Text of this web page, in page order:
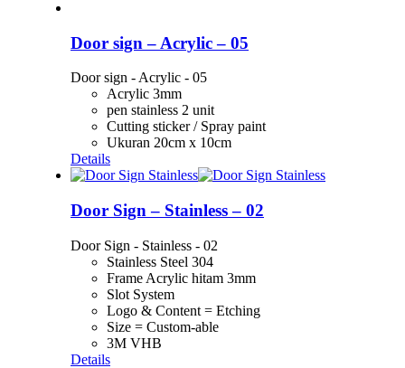
Door sign – Acrylic – 05
Door sign - Acrylic - 05
Acrylic 3mm
pen stainless 2 unit
Cutting sticker / Spray paint
Ukuran 20cm x 10cm
Details
Door Sign – Stainless – 02
Door Sign - Stainless - 02
Stainless Steel 304
Frame Acrylic hitam 3mm
Slot System
Logo & Content = Etching
Size = Custom-able
3M VHB
Details